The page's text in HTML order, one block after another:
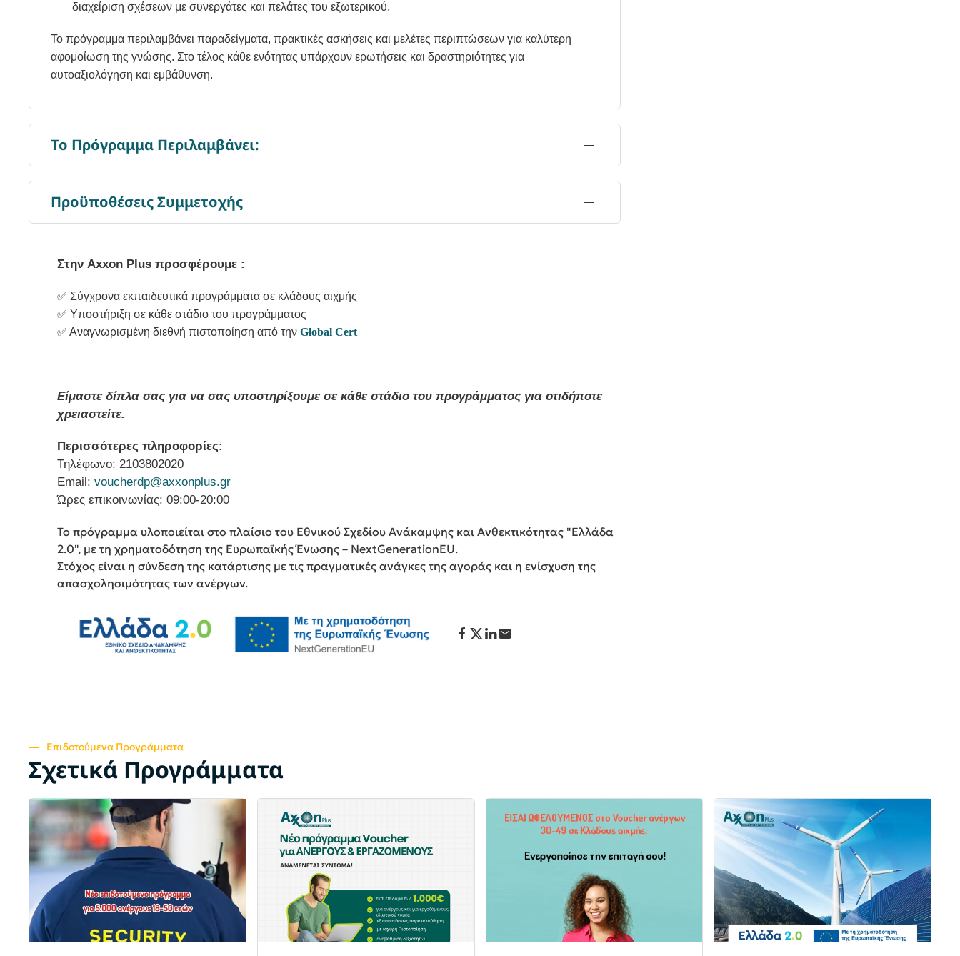
διαχείριση σχέσεων με συνεργάτες και πελάτες του εξωτερικού.
Το πρόγραμμα περιλαμβάνει παραδείγματα, πρακτικές ασκήσεις και μελέτες περιπτώσεων για καλύτερη
αφομοίωση της γνώσης. Στο τέλος κάθε ενότητας υπάρχουν ερωτήσεις και δραστηριότητες για
αυτοαξιολόγηση και εμβάθυνση.
Το Πρόγραμμα Περιλαμβάνει:
Προϋποθέσεις Συμμετοχής
Στην Axxon Plus προσφέρουμε :
✅ Σύγχρονα εκπαιδευτικά προγράμματα σε κλάδους αιχμής
✅ Υποστήριξη σε κάθε στάδιο του προγράμματος
✅ Αναγνωρισμένη διεθνή πιστοποίηση από την Global Cert
Είμαστε δίπλα σας για να σας υποστηρίξουμε σε κάθε στάδιο του προγράμματος για οτιδήποτε
χρειαστείτε.
Περισσότερες πληροφορίες:
Τηλέφωνο: 2103802020
Email: voucherdp@axxonplus.gr
Ώρες επικοινωνίας: 09:00-20:00
Το πρόγραμμα υλοποιείται στο πλαίσιο του Εθνικού Σχεδίου Ανάκαμψης και Ανθεκτικότητας "Ελλάδα
2.0", με τη χρηματοδότηση της Ευρωπαϊκής Ένωσης – NextGenerationEU.
Στόχος είναι η σύνδεση της κατάρτισης με τις πραγματικές ανάγκες της αγοράς και η ενίσχυση της
απασχολησιμότητας των ανέργων.
Επιδοτούμενα Προγράμματα
Σχετικά Προγράμματα